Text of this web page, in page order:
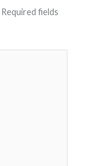
Required fields